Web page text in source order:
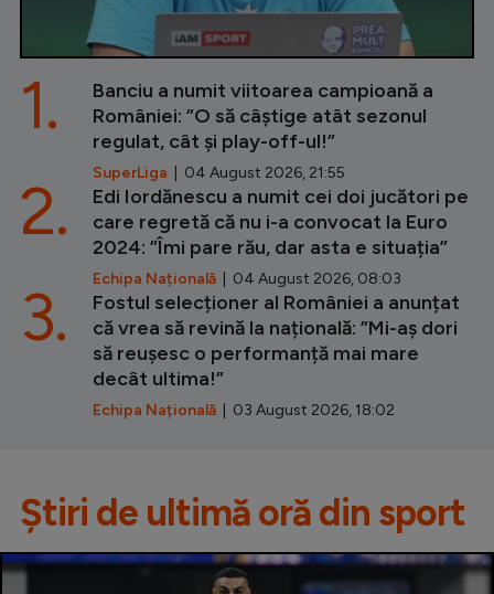
Banciu a numit viitoarea campioană a
României: ”O să câștige atât sezonul
regulat, cât și play-off-ul!”
SuperLiga | 04 August 2026, 21:55
1.
Edi Iordănescu a numit cei doi jucători pe
care regretă că nu i-a convocat la Euro
2024: ”Îmi pare rău, dar asta e situația”
Echipa Națională | 04 August 2026, 08:03
2.
Fostul selecționer al României a anunțat
că vrea să revină la națională: ”Mi-aș dori
să reușesc o performanță mai mare
decât ultima!”
Echipa Națională | 03 August 2026, 18:02
3.
Știri de ultimă oră din sport